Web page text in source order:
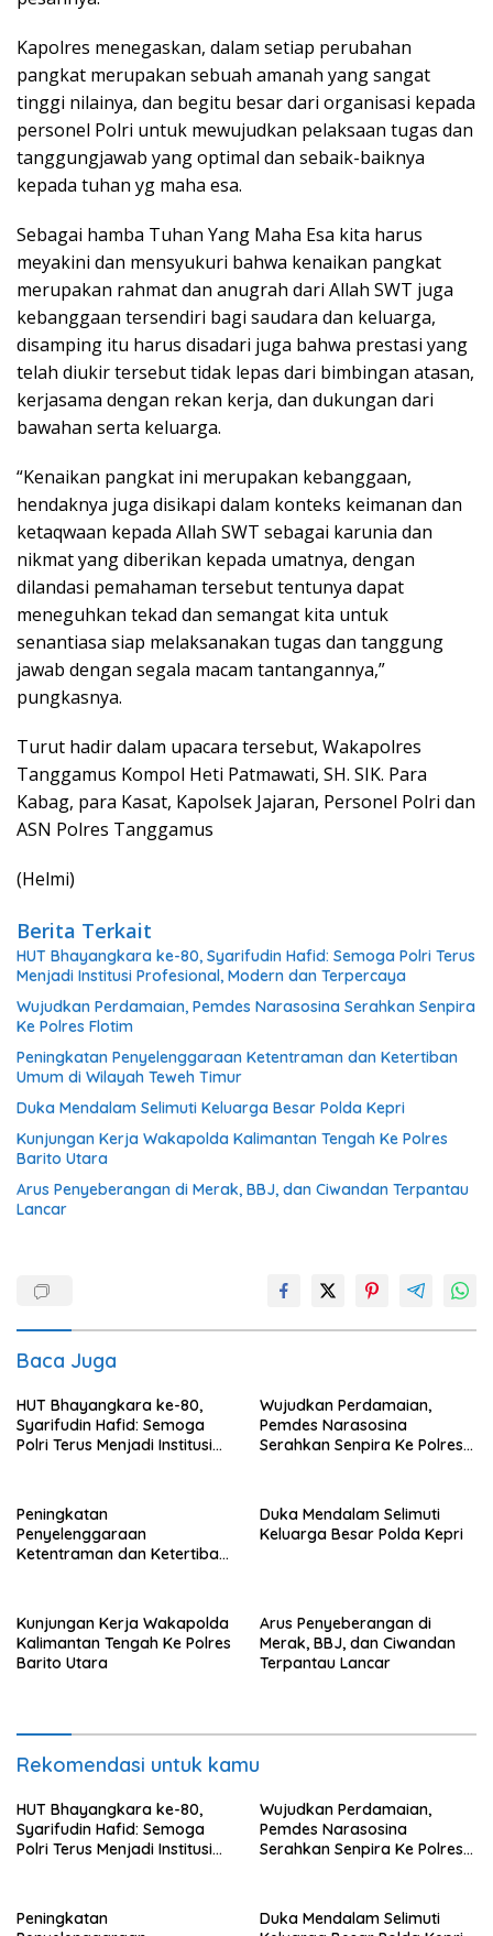
Kapolres menegaskan, dalam setiap perubahan
pangkat merupakan sebuah amanah yang sangat
tinggi nilainya, dan begitu besar dari organisasi kepada
personel Polri untuk mewujudkan pelaksaan tugas dan
tanggungjawab yang optimal dan sebaik-baiknya
kepada tuhan yg maha esa.
Sebagai hamba Tuhan Yang Maha Esa kita harus
meyakini dan mensyukuri bahwa kenaikan pangkat
merupakan rahmat dan anugrah dari Allah SWT juga
kebanggaan tersendiri bagi saudara dan keluarga,
disamping itu harus disadari juga bahwa prestasi yang
telah diukir tersebut tidak lepas dari bimbingan atasan,
kerjasama dengan rekan kerja, dan dukungan dari
bawahan serta keluarga.
“Kenaikan pangkat ini merupakan kebanggaan,
hendaknya juga disikapi dalam konteks keimanan dan
ketaqwaan kepada Allah SWT sebagai karunia dan
nikmat yang diberikan kepada umatnya, dengan
dilandasi pemahaman tersebut tentunya dapat
meneguhkan tekad dan semangat kita untuk
senantiasa siap melaksanakan tugas dan tanggung
jawab dengan segala macam tantangannya,”
pungkasnya.
Turut hadir dalam upacara tersebut, Wakapolres
Tanggamus Kompol Heti Patmawati, SH. SIK. Para
Kabag, para Kasat, Kapolsek Jajaran, Personel Polri dan
ASN Polres Tanggamus
(Helmi)
Berita Terkait
HUT Bhayangkara ke-80, Syarifudin Hafid: Semoga Polri Terus
Menjadi Institusi Profesional, Modern dan Terpercaya
Wujudkan Perdamaian, Pemdes Narasosina Serahkan Senpira
Ke Polres Flotim
Peningkatan Penyelenggaraan Ketentraman dan Ketertiban
Umum di Wilayah Teweh Timur
Duka Mendalam Selimuti Keluarga Besar Polda Kepri
Kunjungan Kerja Wakapolda Kalimantan Tengah Ke Polres
Barito Utara
Arus Penyeberangan di Merak, BBJ, dan Ciwandan Terpantau
Lancar
Baca Juga
HUT Bhayangkara ke-80,
Syarifudin Hafid: Semoga
Polri Terus Menjadi Institusi
Wujudkan Perdamaian,
Pemdes Narasosina
Serahkan Senpira Ke Polres
Peningkatan
Penyelenggaraan
Ketentraman dan Ketertiban
Duka Mendalam Selimuti
Keluarga Besar Polda Kepri
Kunjungan Kerja Wakapolda
Kalimantan Tengah Ke Polres
Barito Utara
Arus Penyeberangan di
Merak, BBJ, dan Ciwandan
Terpantau Lancar
Rekomendasi untuk kamu
HUT Bhayangkara ke-80,
Syarifudin Hafid: Semoga
Polri Terus Menjadi Institusi
Wujudkan Perdamaian,
Pemdes Narasosina
Serahkan Senpira Ke Polres
Peningkatan
Duka Mendalam Selimuti